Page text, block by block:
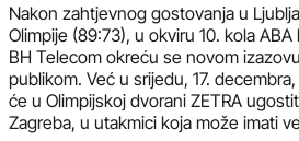
Nakon zahtjevnog gostovanja u
Olimpije (89:73), u okviru 10. kola
BH Telecom okreću se novom
publikom. Već u srijedu, 17.
će u Olimpijskoj dvorani ZETRA
Zagreba, u utakmici koja može imati